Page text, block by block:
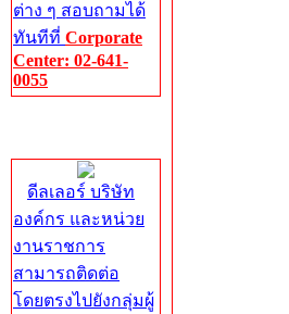
ต่าง ๆ สอบถามได้
ทันทีที่ Corporate
Center: 02-641-
0055
ดีลเลอร์ บริษัท
องค์กร และหน่วย
งานราชการ
สามารถติดต่อ
โดยตรงไปยังกลุ่มผู้